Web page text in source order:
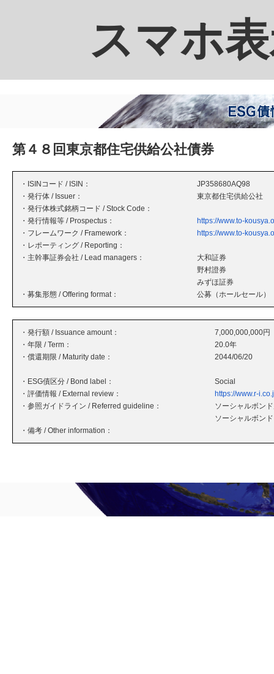
スマホ
第４８回東京都住宅供給公社債券
・ISINコード / ISIN：
JP358680AQ98
・発行体 / Issuer：
東京都住宅供給公社
・発行体株式銘柄コード / Stock Code：
・発行情報等 / Prospectus：
https://www.to-
・フレームワーク / Framework：
https://www.to-
・レポーティング / Reporting：
・主幹事証券会社 / Lead managers：
大和証券
野村證券
みずほ証券
・募集形態 / Offering format：
公募（ホールセール）
・発行額 / Issuance amount：
7,000,000,000円
・年限 / Term：
20.0年
・償還期限 / Maturity date：
2044/06/20
・ESG債区分 / Bond label：
Social
・評価情報 / External review：
https://www.r-
・参照ガイドライン / Referred guideline：
ソーシャルボン
ソーシャルボン
・備考 / Other information：